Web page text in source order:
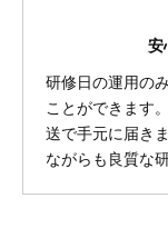
安
研修日の運用の
ことができます
送で手元に届き
ながらも良質な